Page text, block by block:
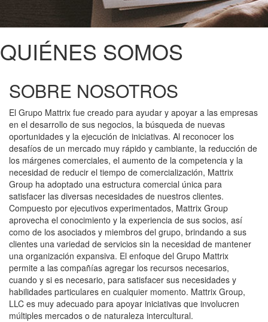
QUIÉNES SOMOS
SOBRE NOSOTROS
El Grupo Mattrix fue creado para ayudar y apoyar a las empresas
en el desarrollo de sus negocios, la búsqueda de nuevas
oportunidades y la ejecución de iniciativas. Al reconocer los
desafíos de un mercado muy rápido y cambiante, la reducción de
los márgenes comerciales, el aumento de la competencia y la
necesidad de reducir el tiempo de comercialización, Mattrix
Group ha adoptado una estructura comercial única para
satisfacer las diversas necesidades de nuestros clientes.
Compuesto por ejecutivos experimentados, Mattrix Group
aprovecha el conocimiento y la experiencia de sus socios, así
como de los asociados y miembros del grupo, brindando a sus
clientes una variedad de servicios sin la necesidad de mantener
una organización expansiva. El enfoque del Grupo Mattrix
permite a las compañías agregar los recursos necesarios,
cuando y si es necesario, para satisfacer sus necesidades y
habilidades particulares en cualquier momento. Mattrix Group,
LLC es muy adecuado para apoyar iniciativas que involucren
múltiples mercados o de naturaleza intercultural.